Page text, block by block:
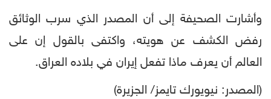
وأشارت الصحيفة إلى أن المصدر الذي سرب الوثائق
رفض الكشف عن هويته، واكتفى بالقول إن على
العالم أن يعرف ماذا تفعل إيران في بلاده العراق.
(المصدر: نيويورك تايمز/ الجزيرة)